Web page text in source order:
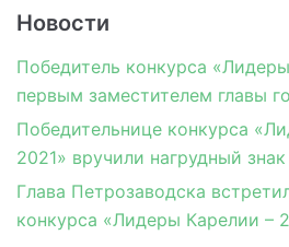
Новости
Победитель конкурса
первым заместителем главы
Победительнице конкурса
2021» вручили нагрудный знак
Глава Петрозаводска
конкурса «Лидеры Карелии –